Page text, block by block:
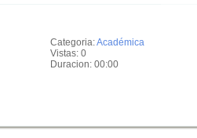
Categoria:Académica
Vistas: 0
Duracion: 00:00